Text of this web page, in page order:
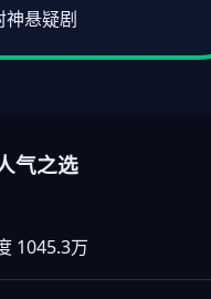
神悬疑剧
气之选
1045.3万